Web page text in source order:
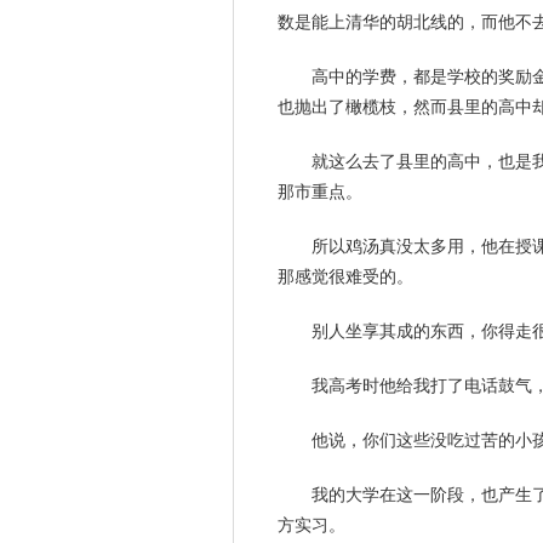
数是能上清华的胡北线的，而他不
高中的学费，都是学校的奖励
也抛出了橄榄枝，然而县里的高中
就这么去了县里的高中，也是
那市重点。
所以鸡汤真没太多用，他在授
那感觉很难受的。
别人坐享其成的东西，你得走
我高考时他给我打了电话鼓气
他说，你们这些没吃过苦的小
我的大学在这一阶段，也产生
方实习。